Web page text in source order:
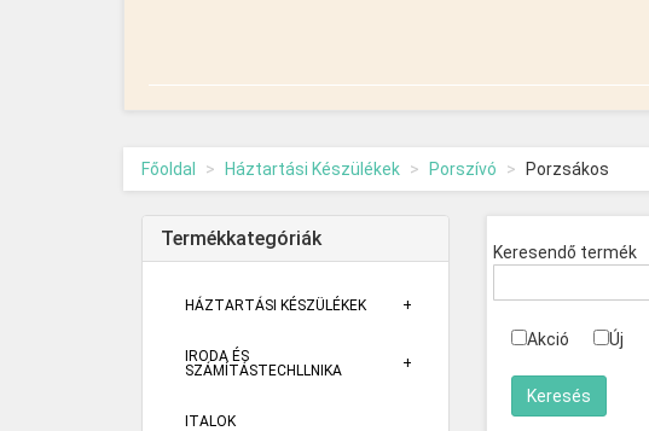
Főoldal Háztartási Készülékek Porszívó Porzsákos
Termékkategóriák
HÁZTARTÁSI KÉSZÜLÉKEK
IRODA ÉS
SZÁMÍTÁSTECHLLNIKA
ITALOK
Keresendő termék
Akció Új